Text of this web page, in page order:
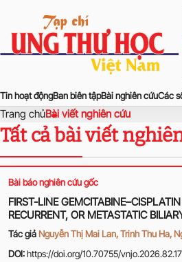
Tin hoạt độngBan biên tậpBài nghiên cứuCác
Trang chủBài viết nghiên cứu
Tất cả bài viết
Bài báo nghiên cứu gốc
FIRST-LINE
RECURRENT, OR METASTATIC
TREATMENT OUTCOMES AT HANOI
Tác giả Nguyễn Thị Mai Lan, Trinh Thu Ha,
DOI:https://doi.org/10.70755/vnjo.2026.82.17